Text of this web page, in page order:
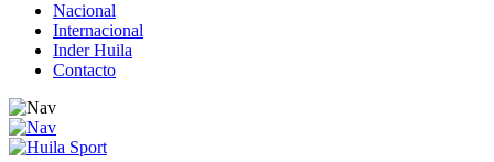
Nacional
Internacional
Inder Huila
Contacto